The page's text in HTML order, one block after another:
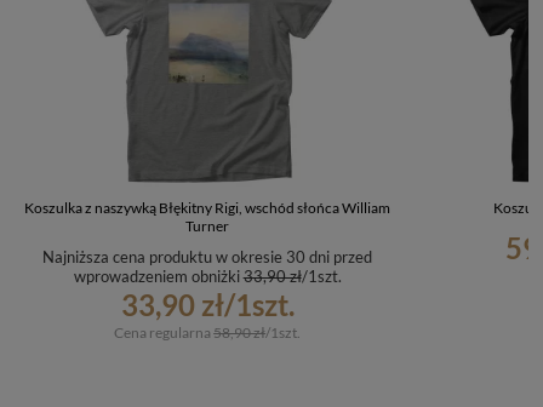
Koszulka z naszywką Błękitny Rigi, wschód słońca William
Turner
33,90 zł/1szt.
Najniższa cena produktu w okresie 30 dni przed
wprowadzeniem obniżki33,90 zł/1szt.
Cena regularna58,90 zł/1szt.